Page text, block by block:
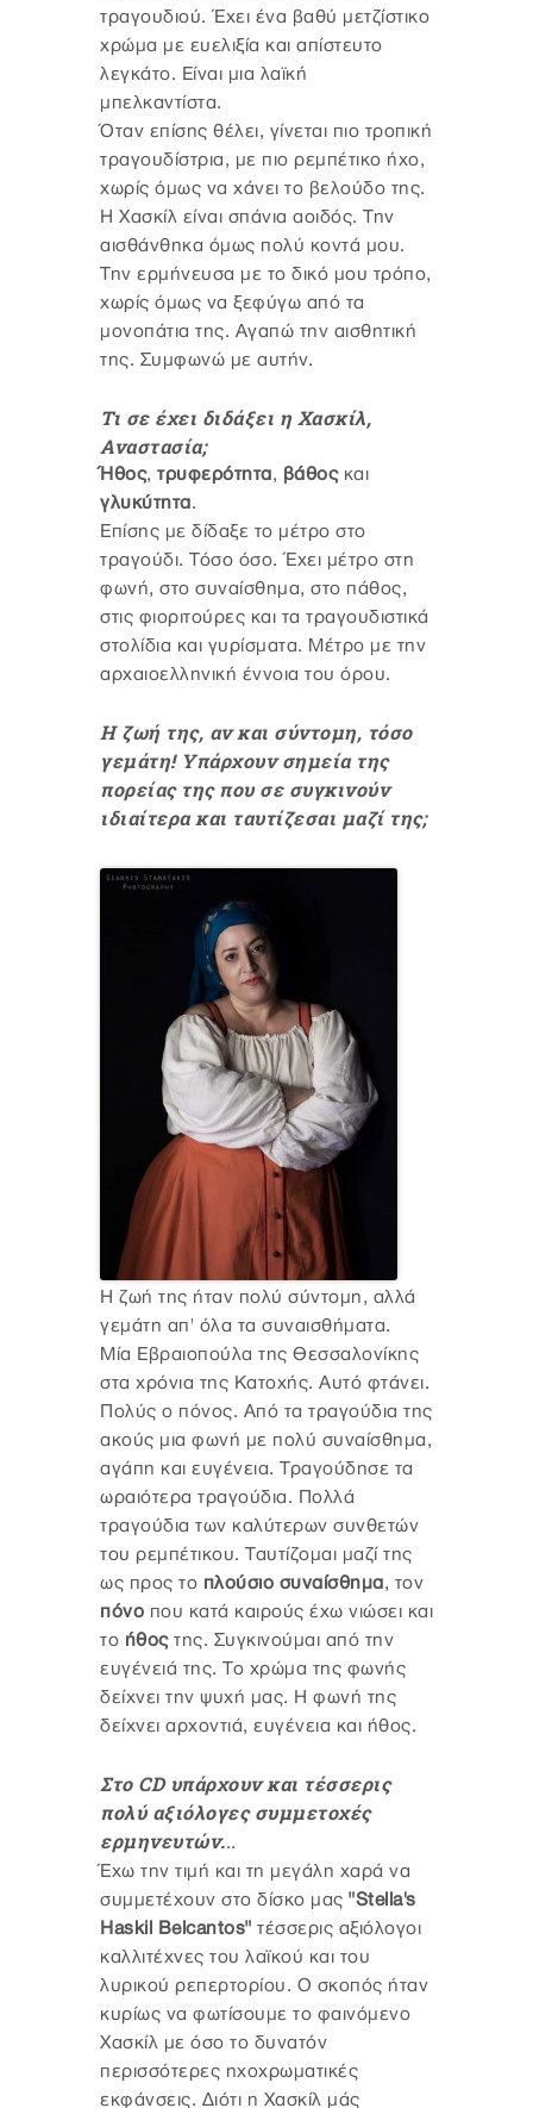
τραγουδιού. Έχει ένα βαθύ μετζίστικο
χρώμα με ευελιξία και απίστευτο
λεγκάτο. Είναι μια λαϊκή
μπελκαντίστα.
Όταν επίσης θέλει, γίνεται πιο τροπική
τραγουδίστρια, με πιο ρεμπέτικο ήχο,
χωρίς όμως να χάνει το βελούδο της.
Η Χασκίλ είναι σπάνια αοιδός. Την
αισθάνθηκα όμως πολύ κοντά μου.
Την ερμήνευσα με το δικό μου τρόπο,
χωρίς όμως να ξεφύγω από τα
μονοπάτια της. Αγαπώ την αισθητική
της. Συμφωνώ με αυτήν.
Τι σε έχει διδάξει η Χασκίλ,
Αναστασία;
Ήθος, τρυφερότητα, βάθοςκαι
γλυκύτητα.
Επίσης με δίδαξε το μέτρο στο
τραγούδι. Τόσο όσο. Έχει μέτρο στη
φωνή, στο συναίσθημα, στο πάθος,
στις φιοριτούρες και τα τραγουδιστικά
στολίδια και γυρίσματα. Μέτρο με την
αρχαιοελληνική έννοια του όρου.
Η ζωή της, αν και σύντομη, τόσο
γεμάτη! Υπάρχουν σημεία της
πορείας της που σε συγκινούν
ιδιαίτερα και ταυτίζεσαι μαζί της;
Η ζωή της ήταν πολύ σύντομη, αλλά
γεμάτη απ' όλα τα συναισθήματα.
Μία Εβραιοπούλα της Θεσσαλονίκης
στα χρόνια της Κατοχής. Αυτό φτάνει.
Πολύς ο πόνος. Από τα τραγούδια της
ακούς μια φωνή με πολύ συναίσθημα,
αγάπη και ευγένεια. Τραγούδησε τα
ωραιότερα τραγούδια. Πολλά
τραγούδια των καλύτερων συνθετών
του ρεμπέτικου. Ταυτίζομαι μαζί της
ως προς το πλούσιο συναίσθημα, τον
πόνο που κατά καιρούς έχω νιώσει και
το ήθοςτης. Συγκινούμαι από την
ευγένειά της. Το χρώμα της φωνής
δείχνει την ψυχή μας. Η φωνή της
δείχνει αρχοντιά, ευγένεια και ήθος.
Στο CD υπάρχουν και τέσσερις
πολύ αξιόλογες συμμετοχές
ερμηνευτών...
Έχω την τιμή και τη μεγάλη χαρά να
συμμετέχουν στο δίσκο μας "Stella's
Haskil Belcantos" τέσσερις αξιόλογοι
καλλιτέχνες του λαϊκού και του
λυρικού ρεπερτορίου. Ο σκοπός ήταν
κυρίως να φωτίσουμε το φαινόμενο
Χασκίλ με όσο το δυνατόν
περισσότερες ηχοχρωματικές
εκφάνσεις. Διότι η Χασκίλ μάς